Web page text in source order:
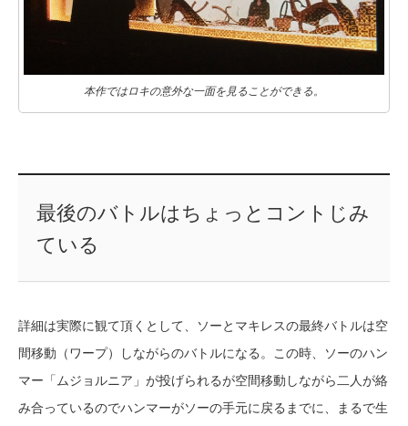
本作ではロキの意外な一面を見ることができる。
最後のバトルはちょっとコントじみ
ている
詳細は実際に観て頂くとして、ソーとマキレスの最終バトルは空
間移動（ワープ）しながらのバトルになる。この時、ソーのハン
マー「ムジョルニア」が投げられるが空間移動しながら二人が絡
み合っているのでハンマーがソーの手元に戻るまでに、まるで生